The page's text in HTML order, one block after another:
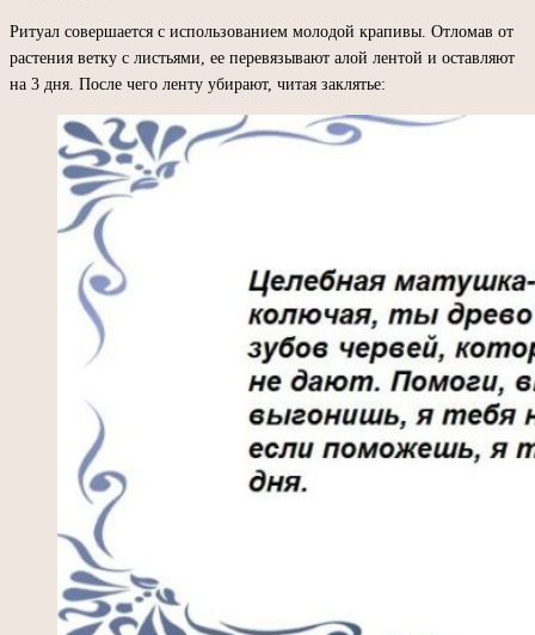
Ритуал совершается с использованием молодой крапивы. Отломав от
растения ветку с листьями, ее перевязывают алой лентой и оставляют
на 3 дня. После чего ленту убирают, читая заклятье: